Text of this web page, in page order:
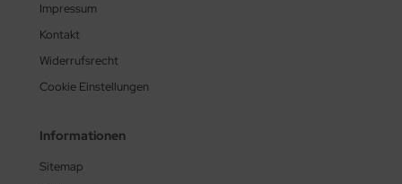
Impressum
Kontakt
Widerrufsrecht
Cookie Einstellungen
Informationen
Sitemap